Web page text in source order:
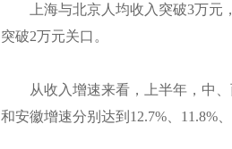
上海与北京人均收入突破3万
突破2万元关口。
从收入增速来看，上半年，中
和安徽增速分别达到12.7%、11.8%、